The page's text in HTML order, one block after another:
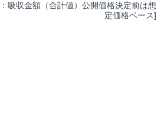
吸収金額（合計値）公開価格決定前は想
定価格ベース]